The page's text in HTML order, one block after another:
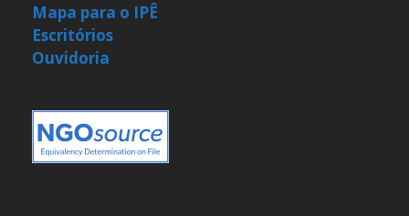
Mapa para o IPÊ
Escritórios
Ouvidoria